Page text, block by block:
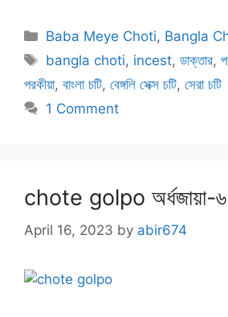
Categories
Baba Meye Choti, Bangla
Tags
bangla choti, incest,ডাক্তার,
পরকীয়া, বাংলা চটি, বেঙ্গলি সেক্স চটি, সেরা চটি
1 Comment
chote golpo অর্ধজায়া-৬
April 16, 2023 by abir674